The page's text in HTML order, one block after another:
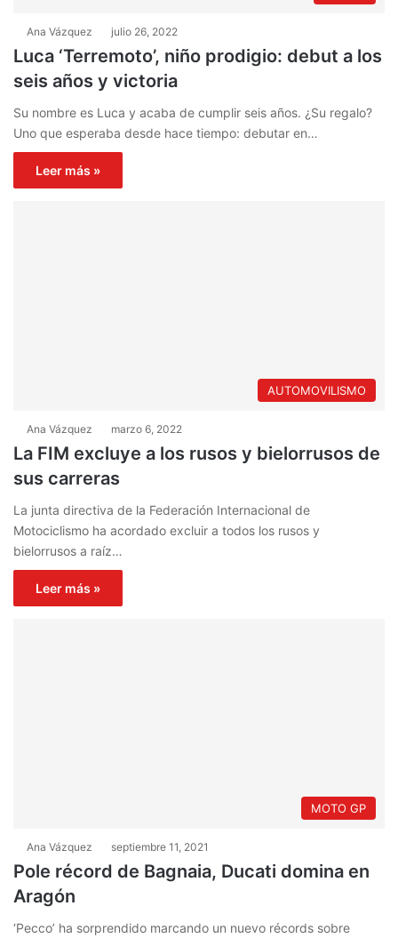
Ana Vázquez julio 26, 2022
Luca ‘Terremoto’, niño prodigio: debut a los
seis años y victoria
Su nombre es Luca y acaba de cumplir seis años. ¿Su regalo?
Uno que esperaba desde hace tiempo: debutar en…
Leer más »
AUTOMOVILISMO
Ana Vázquez marzo 6, 2022
La FIM excluye a los rusos y bielorrusos de
sus carreras
La junta directiva de la Federación Internacional de
Motociclismo ha acordado excluir a todos los rusos y
bielorrusos a raíz…
Leer más »
MOTO GP
Ana Vázquez septiembre 11, 2021
Pole récord de Bagnaia, Ducati domina en
Aragón
‘Pecco’ ha sorprendido marcando un nuevo récords sobre